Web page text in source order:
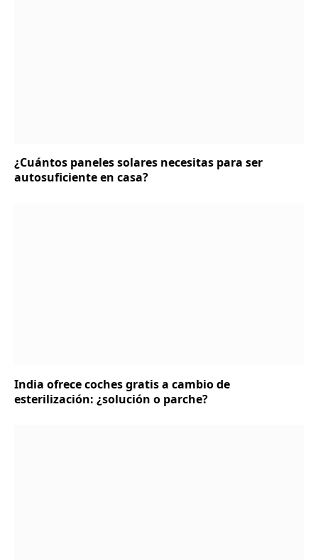
¿Cuántos paneles solares necesitas para ser
autosuficiente en casa?
India ofrece coches gratis a cambio de
esterilización: ¿solución o parche?